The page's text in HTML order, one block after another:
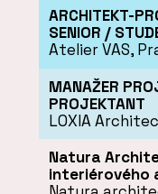
ARCHITEKT-
SENIOR /
Atelier VAS,
MANAŽER
PROJEKTANT
LOXIA
Natura